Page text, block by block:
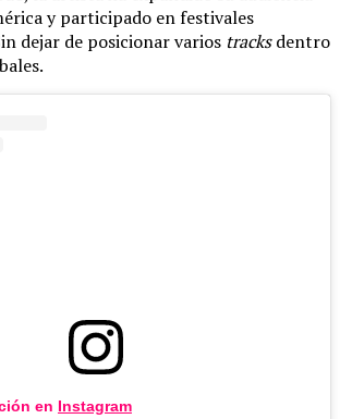
y participado en festivales
dejar de posicionar varios tracksdentro
en Instagram